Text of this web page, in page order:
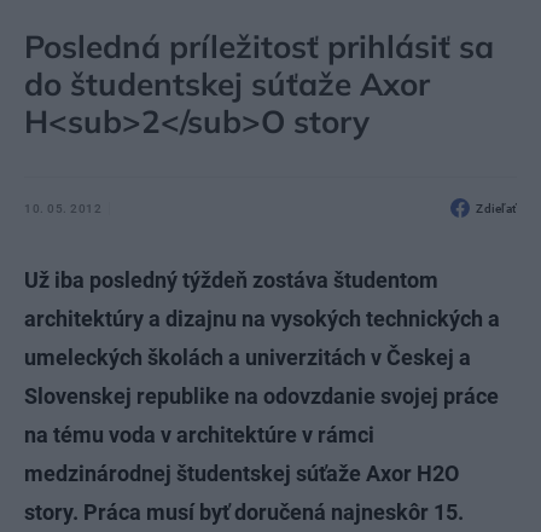
Posledná príležitosť prihlásiť sa
do študentskej súťaže Axor
H<sub>2</sub>O story
10. 05. 2012 Zdieľať
Už iba posledný týždeň zostáva študentom
architektúry a dizajnu na vysokých technických a
umeleckých školách a univerzitách v Českej a
Slovenskej republike na odovzdanie svojej práce
na tému voda v architektúre v rámci
medzinárodnej študentskej súťaže Axor H2O
story. Práca musí byť doručená najneskôr 15.